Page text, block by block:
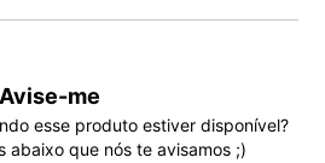
Avise-me
esse produto estiver disponível?
abaixo que nós te avisamos ;)